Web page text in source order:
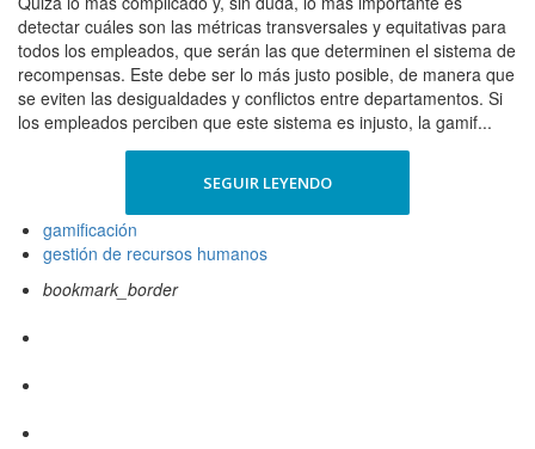
detectar cuáles son las métricas transversales y equitativas para
todos los empleados, que serán las que determinen el sistema de
recompensas. Este debe ser lo más justo posible, de manera que
se eviten las desigualdades y conflictos entre departamentos. Si
los empleados perciben que este sistema es injusto, la gamif...
SEGUIR LEYENDO
gamificación
gestión de recursos humanos
bookmark_border